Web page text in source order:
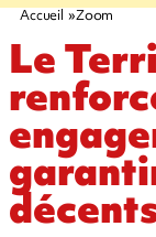
Accueil Zoom
Le